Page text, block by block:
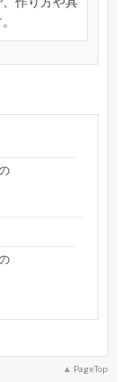
PageTop